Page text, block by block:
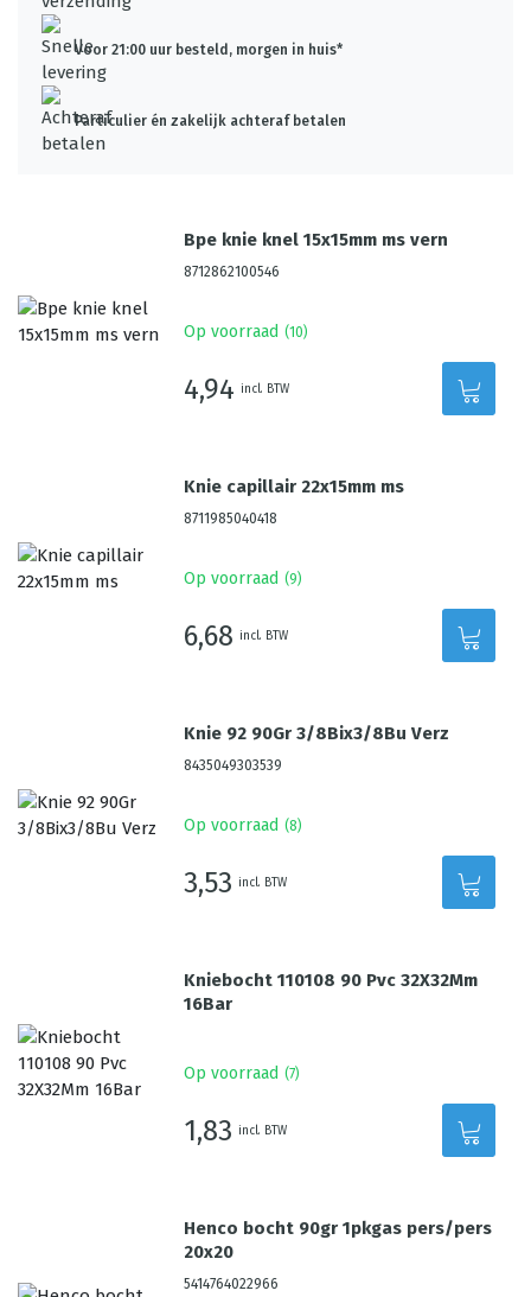
Voor 21:00 uur besteld, morgen in huis*
Particulier én zakelijk achteraf betalen
Bpe knie knel 15x15mm ms vern
8712862100546
Op voorraad (10)
4,94 incl. BTW
Knie capillair 22x15mm ms
8711985040418
Op voorraad (9)
6,68 incl. BTW
Knie 92 90Gr 3/8Bix3/8Bu Verz
8435049303539
Op voorraad (8)
3,53 incl. BTW
Kniebocht 110108 90 Pvc 32X32Mm
16Bar
Op voorraad (7)
1,83 incl. BTW
Henco bocht 90gr 1pkgas pers/pers
20x20
5414764022966